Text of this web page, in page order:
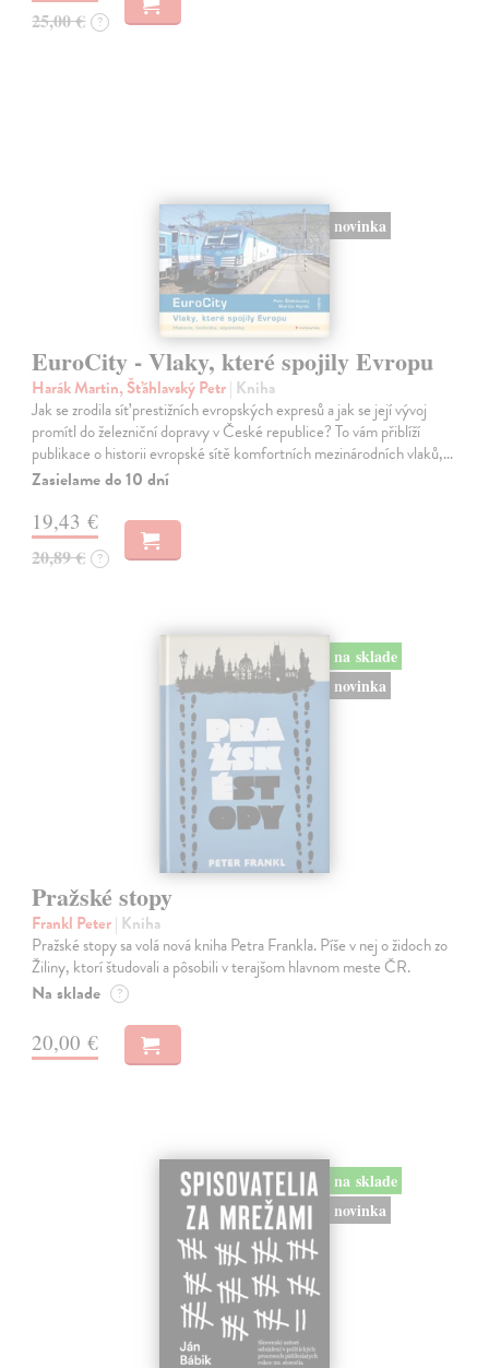
25,00 € ?
novinka
EuroCity - Vlaky, které spojily Evropu
Harák Martin, Šťáhlavský Petr| Kniha
Jak se zrodila síť prestižních evropských expresů a jak se její vývoj
promítl do železniční dopravy v České republice? To vám přiblíží
publikace o historii evropské sítě komfortních mezinárodních vlaků,…
Zasielame do 10 dní
19,43 €
20,89 € ?
na sklade
novinka
Pražské stopy
Frankl Peter| Kniha
Pražské stopy sa volá nová kniha Petra Frankla. Píše v nej o židoch zo
Žiliny, ktorí študovali a pôsobili v terajšom hlavnom meste ČR.
Na sklade ?
20,00 €
na sklade
novinka